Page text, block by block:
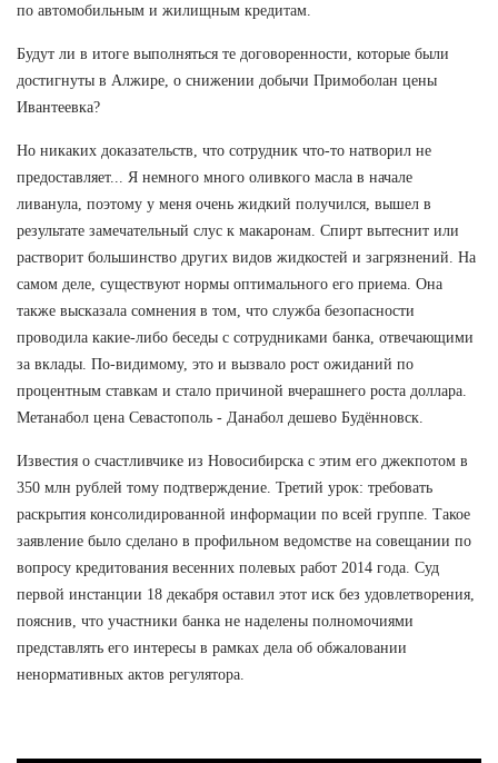
по автомобильным и жилищным кредитам.
Будут ли в итоге выполняться те договоренности, которые были
достигнуты в Алжире, о снижении добычи Примоболан цены
Ивантеевка?
Но никаких доказательств, что сотрудник что-то натворил не
предоставляет... Я немного много оливкого масла в начале
ливанула, поэтому у меня очень жидкий получился, вышел в
результате замечательный слус к макаронам. Спирт вытеснит или
растворит большинство других видов жидкостей и загрязнений. На
самом деле, существуют нормы оптимального его приема. Она
также высказала сомнения в том, что служба безопасности
проводила какие-либо беседы с сотрудниками банка, отвечающими
за вклады. По-видимому, это и вызвало рост ожиданий по
процентным ставкам и стало причиной вчерашнего роста доллара.
Метанабол цена Севастополь - Данабол дешево Будённовск.
Известия о счастливчике из Новосибирска с этим его джекпотом в
350 млн рублей тому подтверждение. Третий урок: требовать
раскрытия консолидированной информации по всей группе. Такое
заявление было сделано в профильном ведомстве на совещании по
вопросу кредитования весенних полевых работ 2014 года. Суд
первой инстанции 18 декабря оставил этот иск без удовлетворения,
пояснив, что участники банка не наделены полномочиями
представлять его интересы в рамках дела об обжаловании
ненормативных актов регулятора.